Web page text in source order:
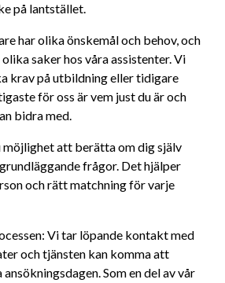
på lantstället.
har olika önskemål och behov, och
saker hos våra assistenter. Vi
krav på utbildning eller tidigare
för oss är vem just du är och
bidra med.
möjlighet att berätta om dig själv
frågor. Det hjälper
och rätt matchning för varje
Vi tar löpande kontakt med
och tjänsten kan komma att
Som en del av vår